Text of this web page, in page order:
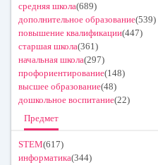
средняя школа(689)
дополнительное образование(539)
повышение квалификации(447)
старшая школа(361)
начальная школа(297)
профориентирование(148)
высшее образование(48)
дошкольное воспитание(22)
Предмет
STEM(617)
информатика(344)